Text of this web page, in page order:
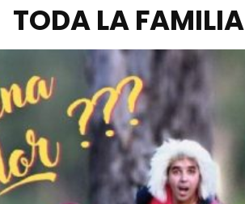
TODA LA FAMILIA